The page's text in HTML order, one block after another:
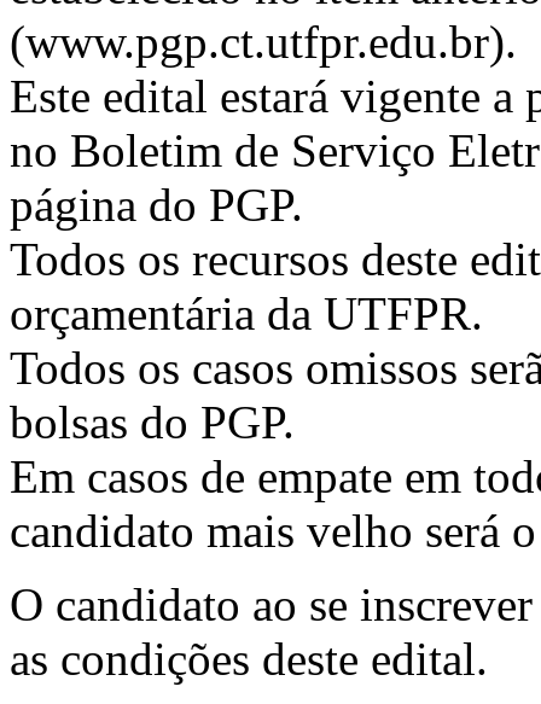
(www.pgp.ct.utfpr.edu.br).
Este edital estará vigente a
no Boletim de Serviço
página do PGP.
Todos os recursos deste
orçamentária da UTFPR.
Todos os casos omissos
bolsas do PGP.
Em casos de empate em
candidato mais velho será
O candidato ao se
as condições deste edital.